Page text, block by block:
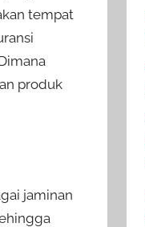
tempat
produk
jaminan